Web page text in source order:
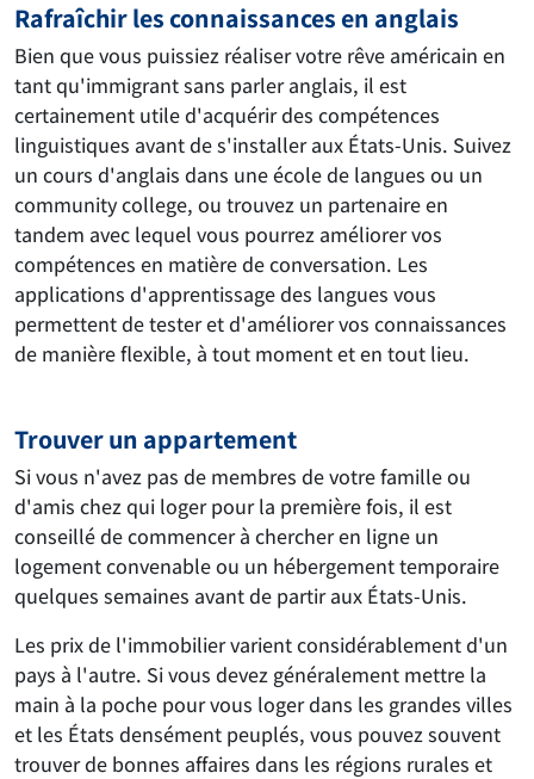
Rafraîchir les connaissances en anglais
Bien que vous puissiez réaliser votre rêve américain en
tant qu'immigrant sans parler anglais, il est
certainement utile d'acquérir des compétences
linguistiques avant de s'installer aux États-Unis. Suivez
un cours d'anglais dans une école de langues ou un
community college, ou trouvez un partenaire en
tandem avec lequel vous pourrez améliorer vos
compétences en matière de conversation. Les
applications d'apprentissage des langues vous
permettent de tester et d'améliorer vos connaissances
de manière flexible, à tout moment et en tout lieu.
Trouver un appartement
Si vous n'avez pas de membres de votre famille ou
d'amis chez qui loger pour la première fois, il est
conseillé de commencer à chercher en ligne un
logement convenable ou un hébergement temporaire
quelques semaines avant de partir aux États-Unis.
Les prix de l'immobilier varient considérablement d'un
pays à l'autre. Si vous devez généralement mettre la
main à la poche pour vous loger dans les grandes villes
et les États densément peuplés, vous pouvez souvent
trouver de bonnes affaires dans les régions rurales et